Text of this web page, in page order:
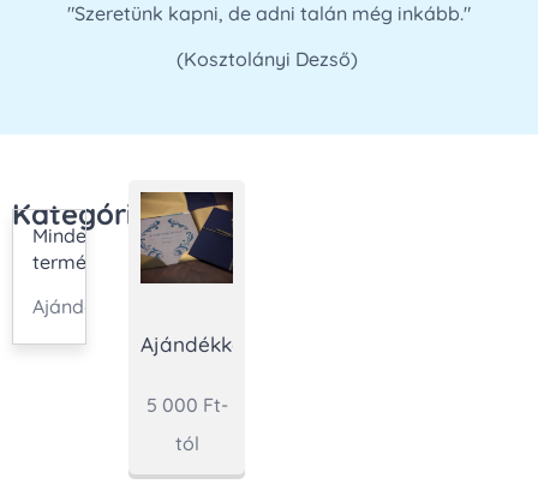
"Szeretünk kapni, de adni talán még inkább."
(Kosztolányi Dezső)
Kategóriák
Minden
termék
Ajándékkártya
Ajándékkártya
5 000 Ft-
tól